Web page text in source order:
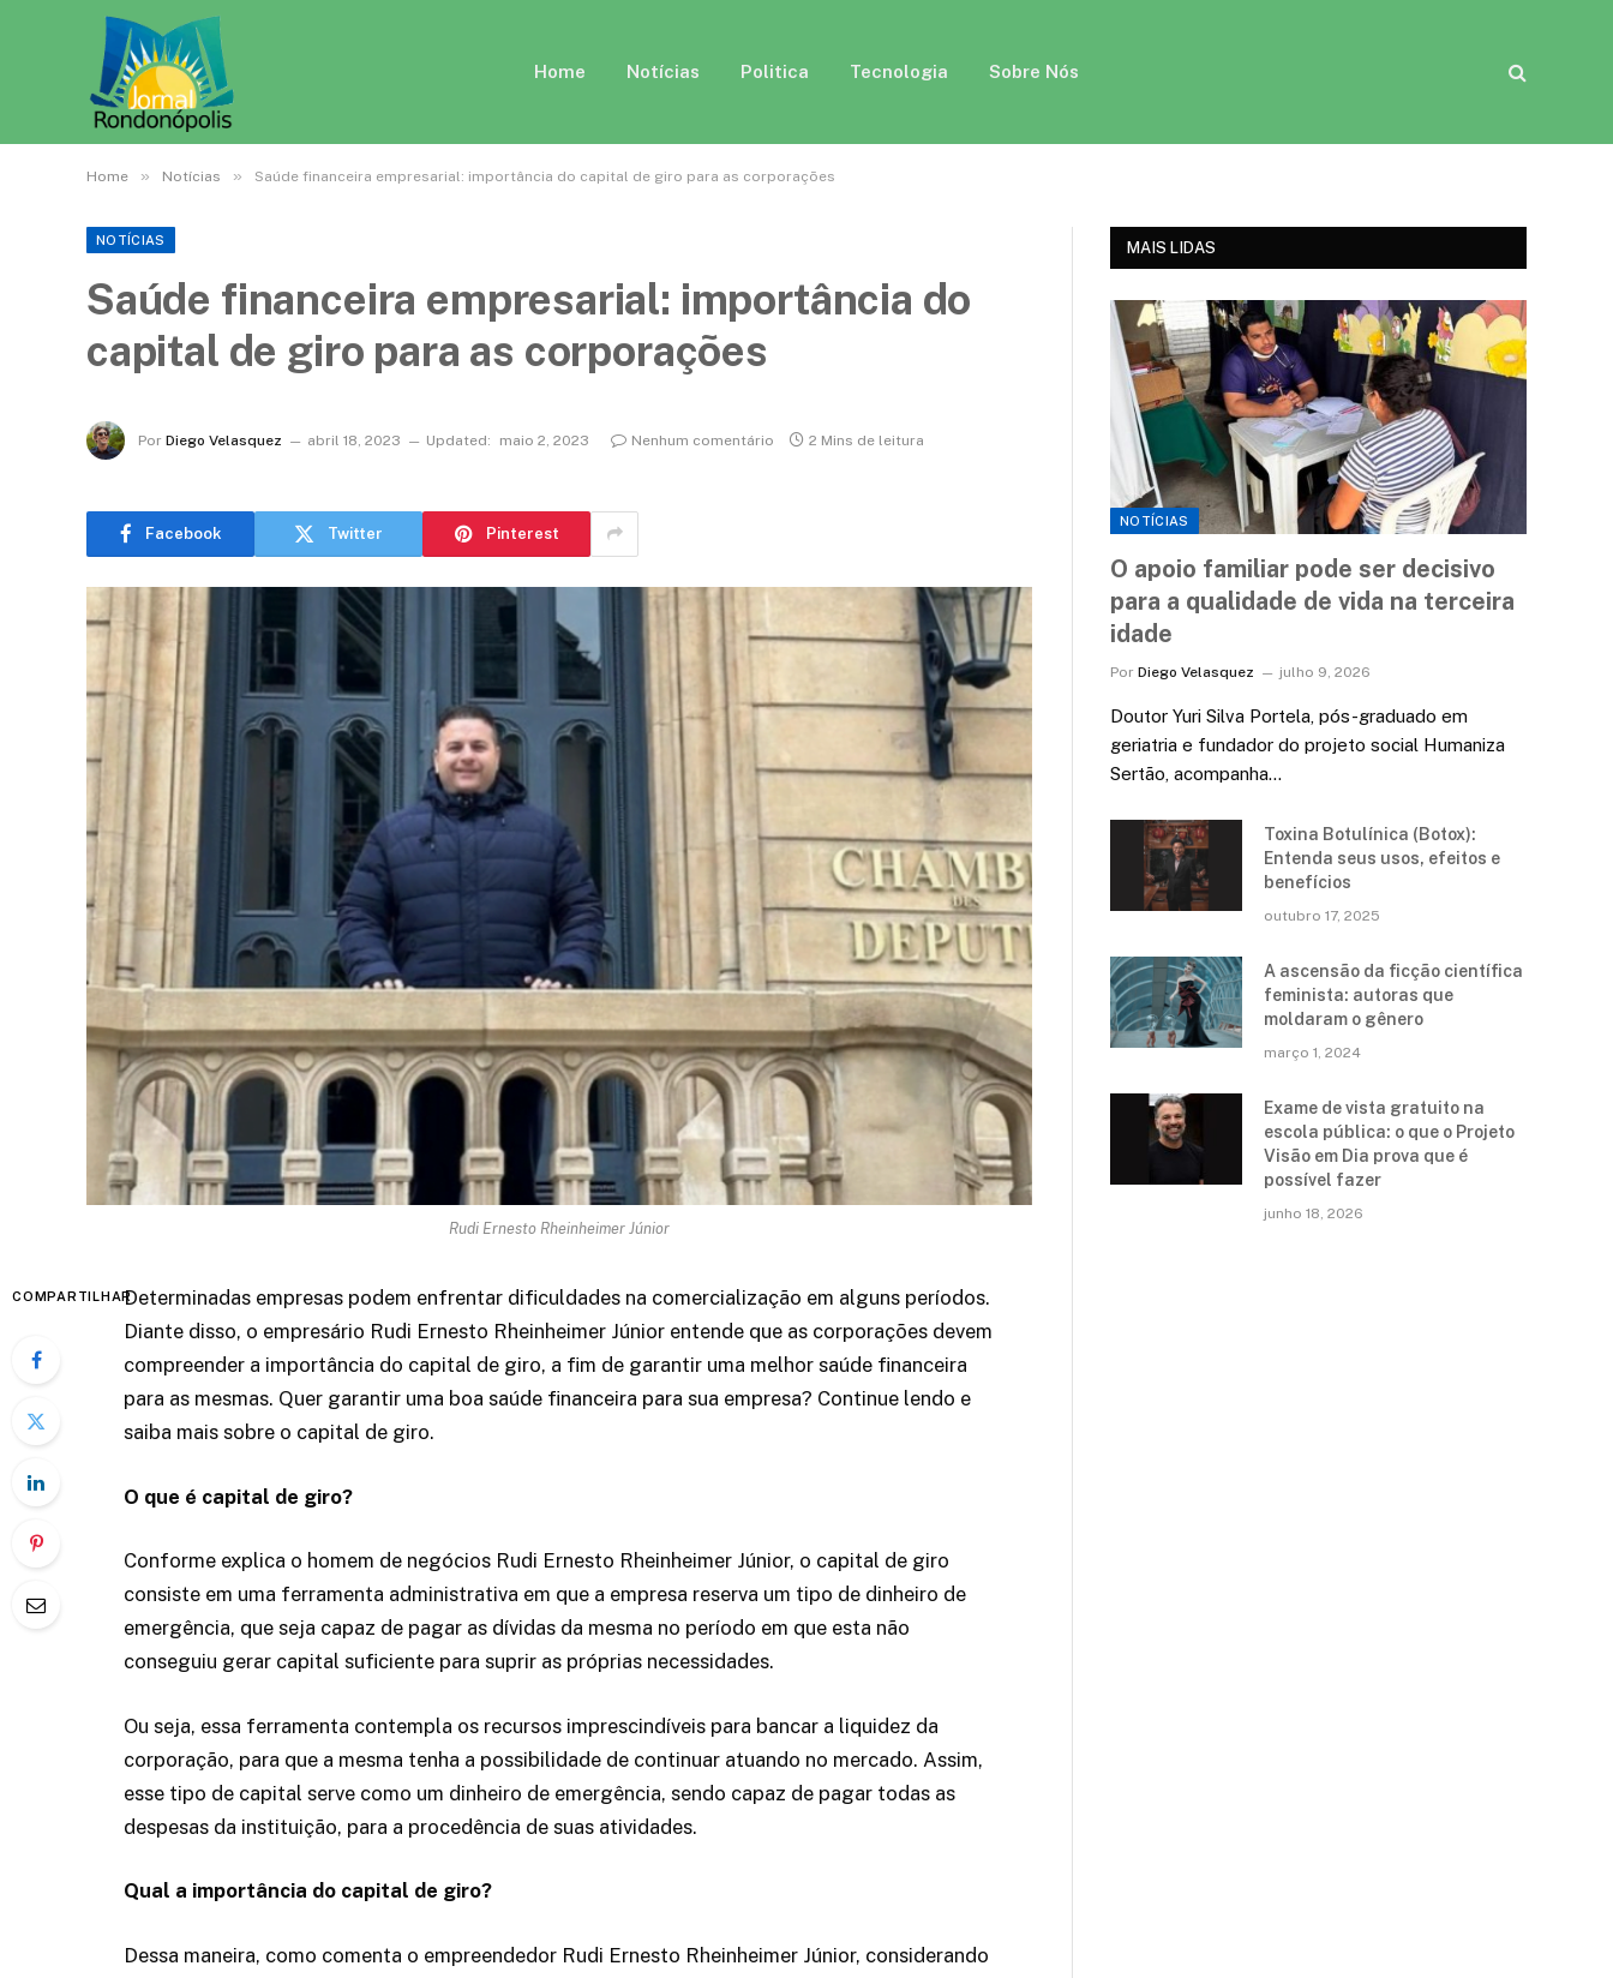
Home Notícias Politica Tecnologia Sobre Nós
Home » Notícias » Saúde financeira empresarial: importância do capital de giro para as corporações
NOTÍCIAS
Saúde financeira empresarial: importância do
capital de giro para as corporações
Por Diego Velasquez abril 18, 2023 Updated: maio 2, 2023 Nenhum comentário 2 Mins de leitura
Facebook Twitter Pinterest
Rudi Ernesto Rheinheimer Júnior
COMPARTILHARDeterminadas empresas podem enfrentar dificuldades na comercialização em alguns períodos.
Diante disso, o empresário Rudi Ernesto Rheinheimer Júnior entende que as corporações devem
compreender a importância do capital de giro, a fim de garantir uma melhor saúde financeira
para as mesmas. Quer garantir uma boa saúde financeira para sua empresa? Continue lendo e
saiba mais sobre o capital de giro.
O que é capital de giro?
Conforme explica o homem de negócios Rudi Ernesto Rheinheimer Júnior, o capital de giro
consiste em uma ferramenta administrativa em que a empresa reserva um tipo de dinheiro de
emergência, que seja capaz de pagar as dívidas da mesma no período em que esta não
conseguiu gerar capital suficiente para suprir as próprias necessidades.
Ou seja, essa ferramenta contempla os recursos imprescindíveis para bancar a liquidez da
corporação, para que a mesma tenha a possibilidade de continuar atuando no mercado. Assim,
esse tipo de capital serve como um dinheiro de emergência, sendo capaz de pagar todas as
despesas da instituição, para a procedência de suas atividades.
Qual a importância do capital de giro?
Dessa maneira, como comenta o empreendedor Rudi Ernesto Rheinheimer Júnior, considerando
MAIS LIDAS
NOTÍCIAS
O apoio familiar pode ser decisivo
para a qualidade de vida na terceira
idade
Por Diego Velasquez julho 9, 2026
Doutor Yuri Silva Portela, pós-graduado em
geriatria e fundador do projeto social Humaniza
Sertão, acompanha…
Toxina Botulínica (Botox):
Entenda seus usos, efeitos e
benefícios
outubro 17, 2025
A ascensão da ficção científica
feminista: autoras que
moldaram o gênero
março 1, 2024
Exame de vista gratuito na
escola pública: o que o Projeto
Visão em Dia prova que é
possível fazer
junho 18, 2026